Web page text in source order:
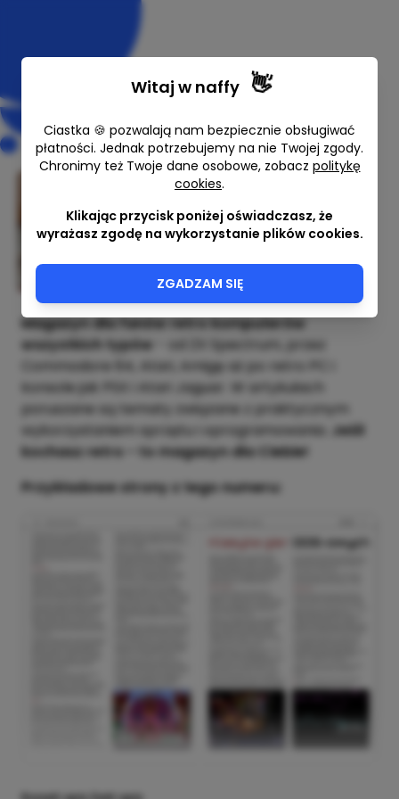
Retro Guide 4/2026 (numer
specjalny - tylko o grach)
Adam Zalepa
Magazyn dla fanów retro komputerów
wszystkich typów - od ZX Spectrum, przez
Commodore 64, Atari, Amigę aż po retro PC i
konsole jak PSX i Atari Jaguar. W artykułach
poruszane są tematy związane z praktycznym
wykorzystaniem sprzętu i oprogramowania.
Jeśli
kochasz retro - to magazyn dla Ciebie!
Przykładowe strony z tego numeru:
Witaj w naffy 👋
Ciastka 🍪 pozwalają nam bezpiecznie obsługiwać
płatności. Jednak potrzebujemy na nie Twojej zgody.
Chronimy też Twoje dane osobowe, zobacz politykę
cookies.
Klikając przycisk poniżej oświadczasz, że
wyrażasz zgodę na wykorzystanie plików cookies.
ZGADZAM SIĘ